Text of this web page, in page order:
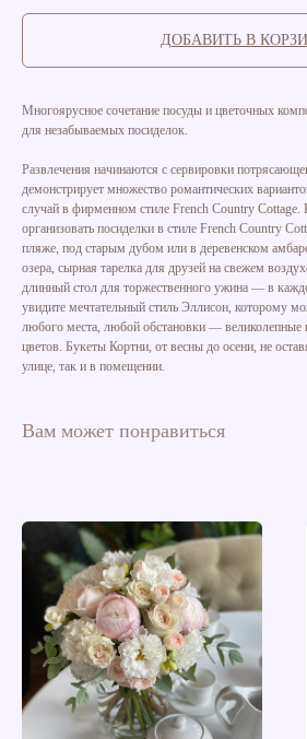
ДОБАВИТЬ В
Многоярусное сочетание посуды и цветочных
для незабываемых посиделок.
Развлечения начинаются с сервировки
демонстрирует множество романтических
случай в фирменном стиле French Country
организовать посиделки в стиле French Country
пляже, под старым дубом или в деревенском
озера, сырная тарелка для друзей на свежем
длинный стол для торжественного ужина — в
увидите мечтательный стиль Эллисон, которому
любого места, любой обстановки — великолепные
цветов. Букеты Кортни, от весны до осени, не
улице, так и в помещении.
Вам может понравиться